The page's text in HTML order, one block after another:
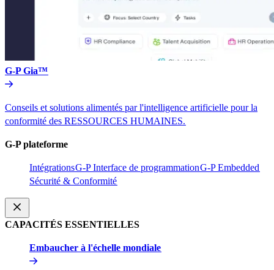
G-P Gia™​​
Conseils et solutions alimentés par l'intelligence artificielle pour la
conformité des RESSOURCES HUMAINES.​​
G-P plateforme​​
Intégrations​​G-P Interface de programmation​​G-P Embedded​​
Sécurité & Conformité​​
CAPACITÉS ESSENTIELLES​​
Embaucher à l'échelle mondiale​​